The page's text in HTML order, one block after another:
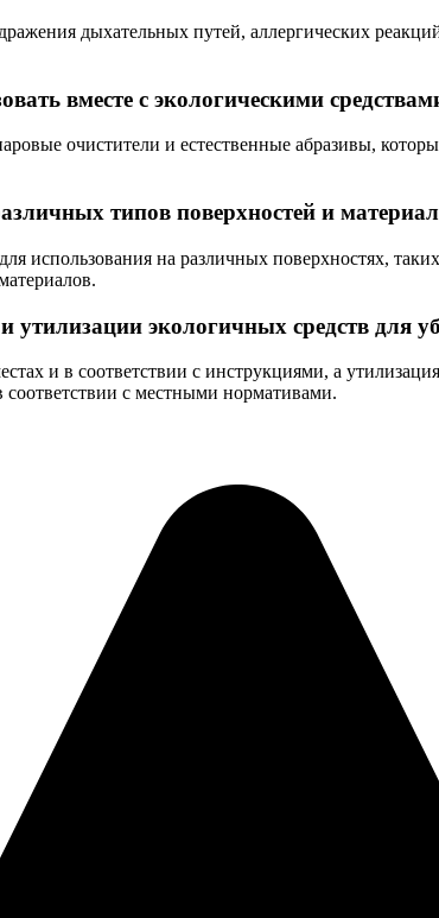
дыхательных путей, аллергических
вместе с экологическими
очистители и естественные абразивы,
типов поверхностей и
использования на различных поверхностях,
утилизации экологичных средств для
и в соответствии с инструкциями, а
с местными нормативами.